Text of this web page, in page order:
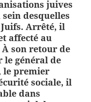
juives
desquelles
Arrêté, il
affecté au
À son retour de
le général de
le premier
sociale, il
dans